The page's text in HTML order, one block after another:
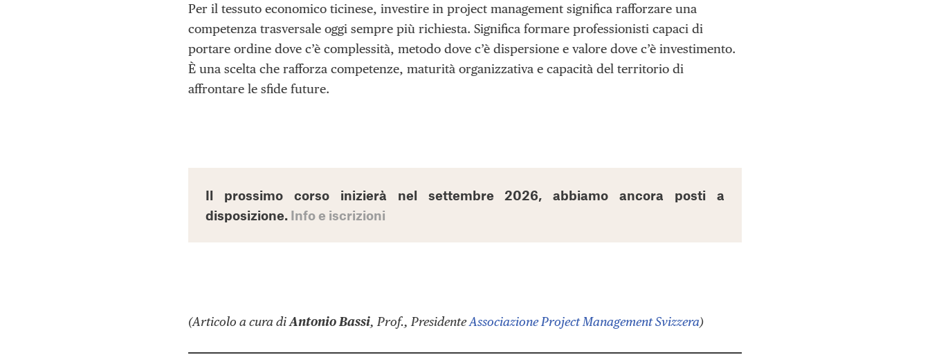
Per il tessuto economico ticinese, investire in project management significa rafforzare una
competenza trasversale oggi sempre più richiesta. Significa formare professionisti capaci di
portare ordine dove c’è complessità, metodo dove c’è dispersione e valore dove c’è investimento.
È una scelta che rafforza competenze, maturità organizzativa e capacità del territorio di
affrontare le sfide future.
Il prossimo corso inizierà nel settembre 2026, abbiamo ancora posti a
disposizione. Info e iscrizioni
(Articolo a cura diAntonio Bassi, Prof., PresidenteAssociazione Project Management Svizzera)